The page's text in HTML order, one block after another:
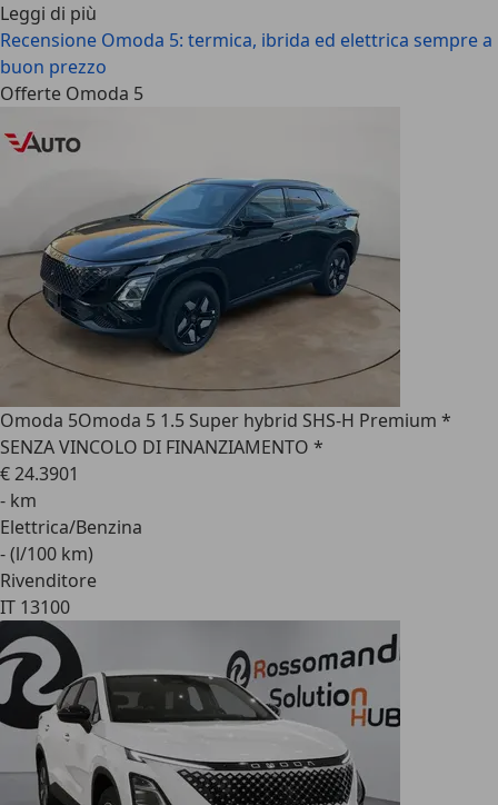
Leggi di più
Recensione Omoda 5: termica, ibrida ed elettrica sempre a
buon prezzo
Offerte Omoda 5
Omoda 5Omoda 5 1.5 Super hybrid SHS-H Premium *
SENZA VINCOLO DI FINANZIAMENTO *
€ 24.3901
- km
Elettrica/Benzina
- (l/100 km)
Rivenditore
IT 13100